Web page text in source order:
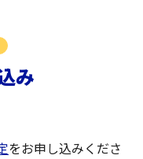
み
をお申し込みくださ